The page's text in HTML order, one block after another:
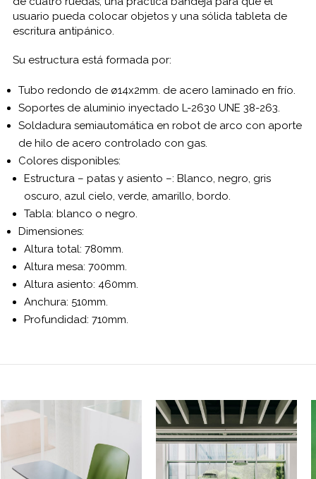
usuario pueda colocar objetos y una sólida tableta de
escritura antipánico
Su estructura está formada por:
Tubo redondo de ø14x2mm de acero laminado en frío
Soportes de aluminio inyectado L-2630 UNE 38-263
Soldadura semiautomática en robot de arco con aporte
de hilo de acero controlado con gas.
Colores disponibles:
Estructura – patas y asiento –: Blanco, negro, gris
oscuro, azul cielo , verde , amarillo, bordo.
Tabla: blanco o negro
Dimensiones:
Altura total: 780mm
Altura mesa: 700mm
Altura asiento: 460mm
Anchura: 510mm
Profundidad: 710mm